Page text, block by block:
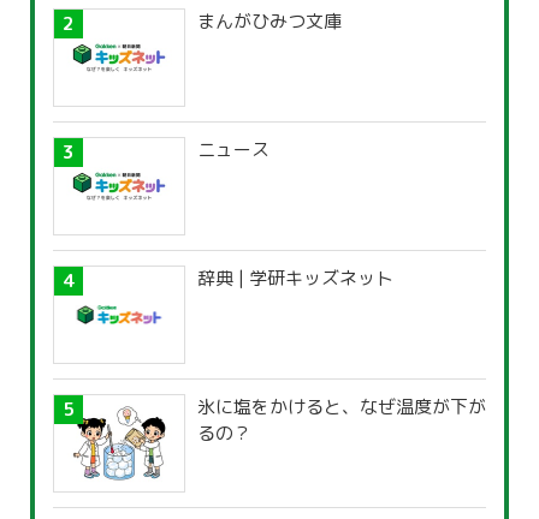
まんがひみつ文庫
ニュース
辞典 | 学研キッズネット
氷に塩をかけると、なぜ温度が下が
るの？